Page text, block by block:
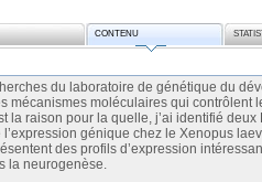
CONTENU
du laboratoire de génétique du
mécanismes moléculaires qui contrôlent
la raison pour la quelle, j’ai identifié
génique chez le Xenopus
des profils d’expression
la neurogenèse.